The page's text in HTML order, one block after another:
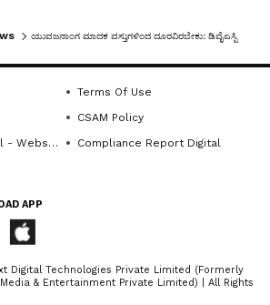
ಆದರೆ, ಭವಿಷ್ಯದಲ್ಲಿ ಅವರನ್ನು
ಬಲಿಯಾಗುವುದನ್ನು
ತೊಡಗಿರುವವರ ಬಗ್ಗೆ ತಿಳಿದರೆ
ಯುವಜನಾಂಗ ಮಾದಕ ವಸ್ತುಗಳಿಂದ ದೂರವಿರಬೇಕು: ಡಿವೈಎಸ್ಪಿ ಯಶವಂತ್
Terms Of Use
CSAM Policy
Website
Compliance Report Digital
APP
Digital Technologies Private Limited (Formerly
& Entertainment Private Limited) | All Rights